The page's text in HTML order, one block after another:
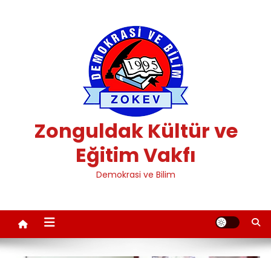
Zonguldak Kültür ve
Eğitim Vakfı
Demokrasi ve Bilim